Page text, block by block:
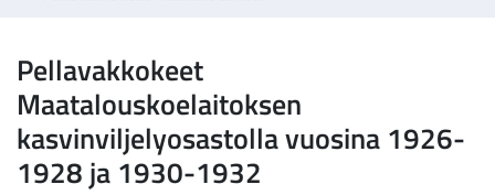
Pellavakkokeet
Maatalouskoelaitoksen
kasvinviljelyosastolla vuosina 1926-
1928 ja 1930-1932